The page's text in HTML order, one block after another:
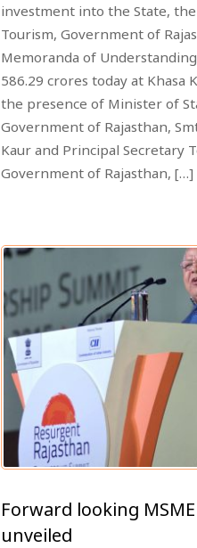
investment into the State,
Tourism, Government of
Memoranda of
586.29 crores today at Khasa
the presence of Minister of
Government of Rajasthan,
Kaur and Principal Secretary
Government of Rajasthan, […]
Forward looking
unveiled